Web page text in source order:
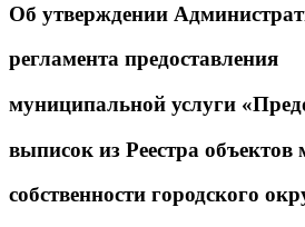
Об утверждении
регламента предоставления
муниципальной услуги
выписок из Реестра
собственности городского